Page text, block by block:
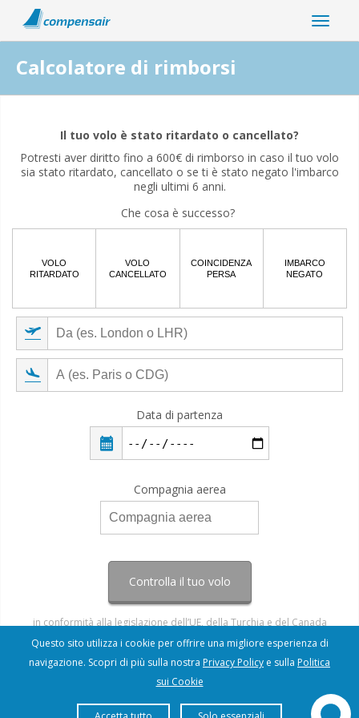
Calcolatore di rimborsi
coronavirus?
Sì No
Il tuo volo è stato ritardato o cancellato?
Potresti aver diritto fino a 600€ di rimborso in caso il tuo volo
sia stato ritardato, cancellato o se ti è stato negato l'imbarco
negli ultimi 6 anni.
Che cosa è successo?
VOLO
RITARDATO
VOLO
CANCELLATO
COINCIDENZA
PERSA
IMBARCO
NEGATO
Data di partenza
Compagnia aerea
Controlla il tuo volo
in conformità alla legislazione dell’UE, della Turchia e del Canada
Questo sito utilizza i cookie per offrire una migliore esperienza di
navigazione. Scopri di più sulla nostra Privacy Policy e sulla Politica
sui Cookie